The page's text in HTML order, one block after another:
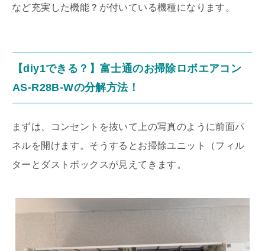
など充実した機能？が付いている機種になります。
【diy1できる？】富士通のお掃除ロボエアコン
AS-R28B-Wの分解方法！
まずは、コンセントを抜いて上の写真のように前面パ
ネルを開けます。そうするとお掃除ユニット（フィル
ターとダストボックスが見えてきます。